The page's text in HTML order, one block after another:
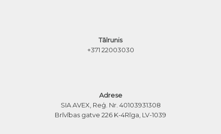
Tālrunis
+371 22003030
Adrese
SIA AVEX, Reģ. Nr. 40103931308
Brīvības gatve 226 K-4Rīga, LV-1039